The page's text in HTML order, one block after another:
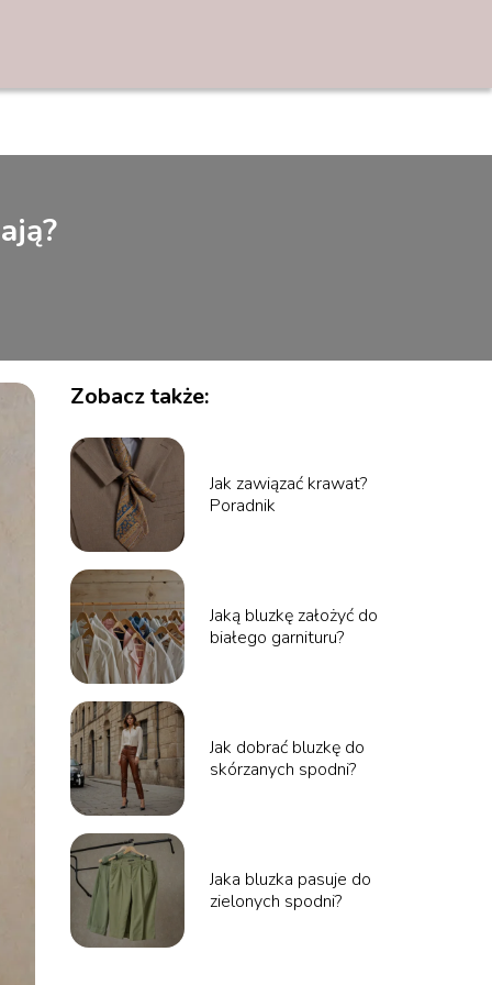
Zobacz także:
Jak zawiązać krawat?
Poradnik
Jaką bluzkę założyć do
białego garnituru?
Jak dobrać bluzkę do
skórzanych spodni?
Jaka bluzka pasuje do
zielonych spodni?